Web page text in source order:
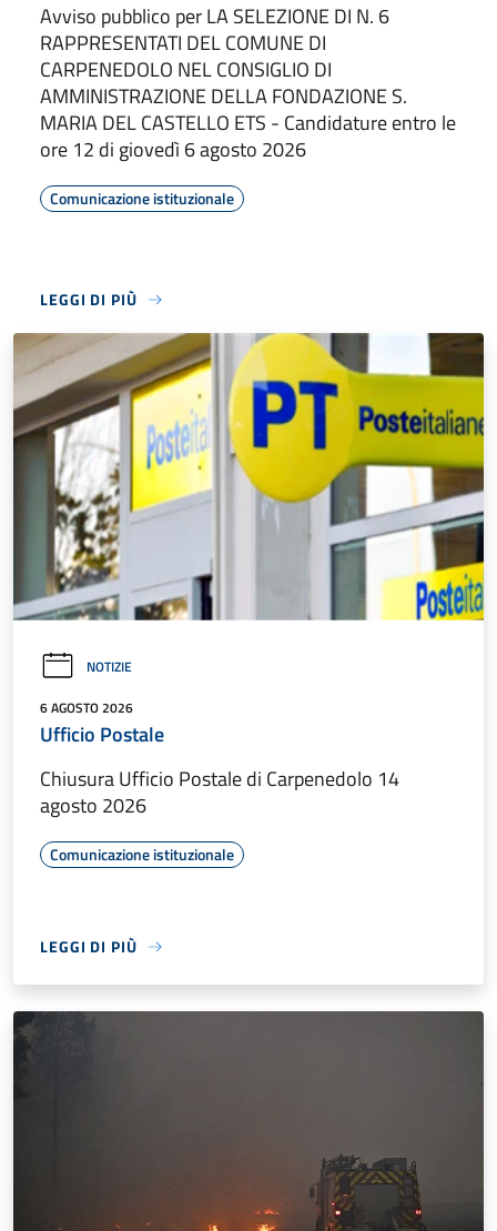
Avviso pubblico per LA SELEZIONE DI N. 6
RAPPRESENTATI DEL COMUNE DI
CARPENEDOLO NEL CONSIGLIO DI
AMMINISTRAZIONE DELLA FONDAZIONE S.
MARIA DEL CASTELLO ETS - Candidature entro le
ore 12 di giovedì 6 agosto 2026
Comunicazione istituzionale
LEGGI DI PIÙ
NOTIZIE
6 AGOSTO 2026
Ufficio Postale
Chiusura Ufficio Postale di Carpenedolo 14
agosto 2026
Comunicazione istituzionale
LEGGI DI PIÙ